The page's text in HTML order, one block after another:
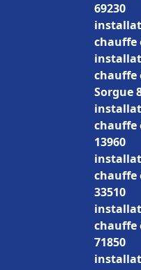
69230
chauffe
chauffe
Sorgue
chauffe
13960
chauffe
33510
chauffe
71850